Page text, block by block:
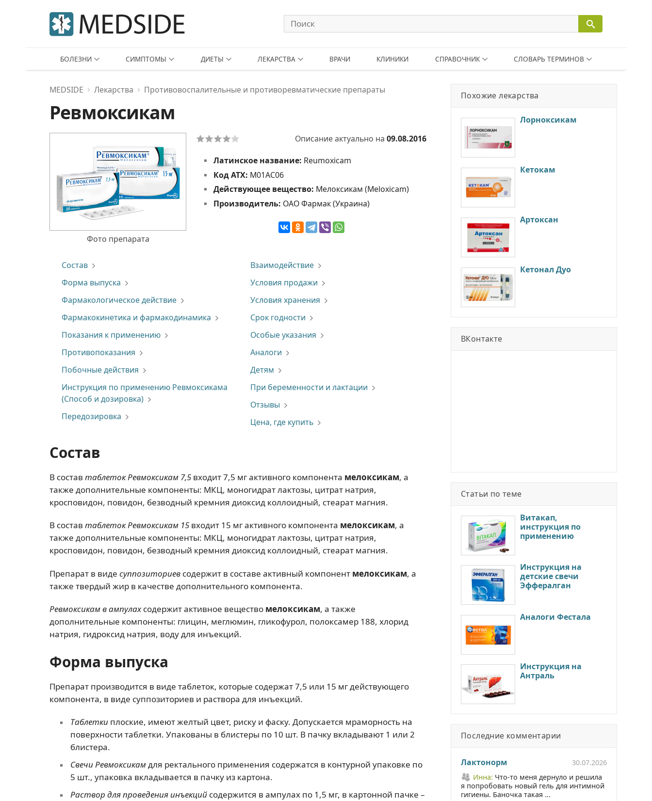
БОЛЕЗНИ СИМПТОМЫ ДИЕТЫ ЛЕКАРСТВА ВРАЧИ КЛИНИКИ СПРАВОЧНИК СЛОВАРЬ ТЕРМИНОВ
MEDSIDE Лекарства Противовоспалительные и противоревматические препараты
Ревмоксикам
Фото препарата
Описание актуально на 09.08.2016
Латинское название: Reumoxicam
Код АТХ: M01AC06
Действующее вещество: Мелоксикам (Meloxicam)
Производитель: ОАО Фармак (Украина)
Состав
Форма выпуска
Фармакологическое действие
Фармакокинетика и фармакодинамика
Показания к применению
Противопоказания
Побочные действия
Инструкция по применению Ревмоксикама
(Способ и дозировка)
Передозировка
Взаимодействие
Условия продажи
Условия хранения
Срок годности
Особые указания
Аналоги
Детям
При беременности и лактации
Отзывы
Цена, где купить
Состав
В состав таблеток Ревмоксикам 7,5 входит 7,5 мг активного компонента мелоксикам, а
также дополнительные компоненты: МКЦ, моногидрат лактозы, цитрат натрия,
кросповидон, повидон, безводный кремния диоксид коллоидный, стеарат магния.
В состав таблеток Ревмоксикам 15 входит 15 мг активного компонента мелоксикам, а
также дополнительные компоненты: МКЦ, моногидрат лактозы, цитрат натрия,
кросповидон, повидон, безводный кремния диоксид коллоидный, стеарат магния.
Препарат в виде суппозиториев содержит в составе активный компонент мелоксикам, а
также твердый жир в качестве дополнительного компонента.
Ревмоксикам в ампулахсодержит активное вещество мелоксикам, а также
дополнительные компоненты: глицин, меглюмин, гликофурол, полоксамер 188, хлорид
натрия, гидроксид натрия, воду для инъекций.
Форма выпуска
Препарат производится в виде таблеток, которые содержат 7,5 или 15 мг действующего
компонента, в виде суппозиториев и раствора для инъекций.
Таблетки плоские, имеют желтый цвет, риску и фаску. Допускается мраморность на
поверхности таблетки. Упакованы в блистеры по 10 шт. В пачку вкладывают 1 или 2
блистера.
Свечи Ревмоксикамдля ректального применения содержатся в контурной упаковке по
5 шт., упаковка вкладывается в пачку из картона.
Раствор для проведения инъекцийсодержится в ампулах по 1,5 мг, в картонной пачке –
Похожие лекарства
Лорноксикам
Кетокам
Артоксан
Кетонал Дуо
ВКонтакте
Статьи по теме
Витакап,
инструкция по
применению
Инструкция на
детские свечи
Эффералган
Аналоги Фестала
Инструкция на
Антраль
Последние комментарии
Лактонорм
30.07.2026
Инна: Что-то меня дернуло и решила
я попробовать новый гель для интимной
гигиены. Баночка такая ...